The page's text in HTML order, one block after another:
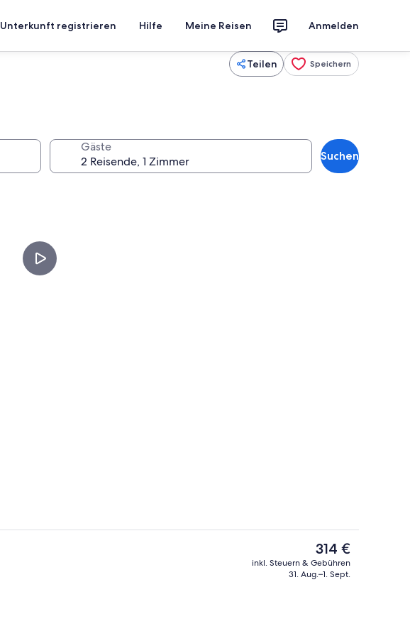
Unterkunft registrieren Hilfe Meine Reisen Anmelden
Teilen Speichern
Gäste
Suchen
Junior-Suite, Balkon, Meerblick
Der
aktuelle
Preis
314 €
inkl. Steuern & Gebühren
31. Aug.–1. Sept.